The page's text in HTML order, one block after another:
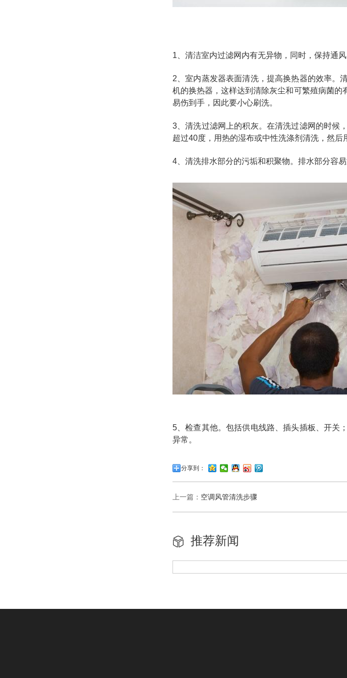
1、清洁室内过滤网内有无异物，同时，保持通风
2、室内蒸发器表面清洗，提高换热器的效率。
机的换热器，这样达到清除灰尘和可繁殖病菌
易伤到手，因此要小心刷洗。
3、清洗过滤网上的积灰。在清洗过滤网的时候
超过40度，用热的湿布或中性洗涤剂清洗，然后
4、清洗排水部分的污垢和积聚物。排水部分容
5、检查其他。包括供电线路、插头插板、开关
异常。
分享到：
上一篇： 空调风管清洗步骤
推荐新闻